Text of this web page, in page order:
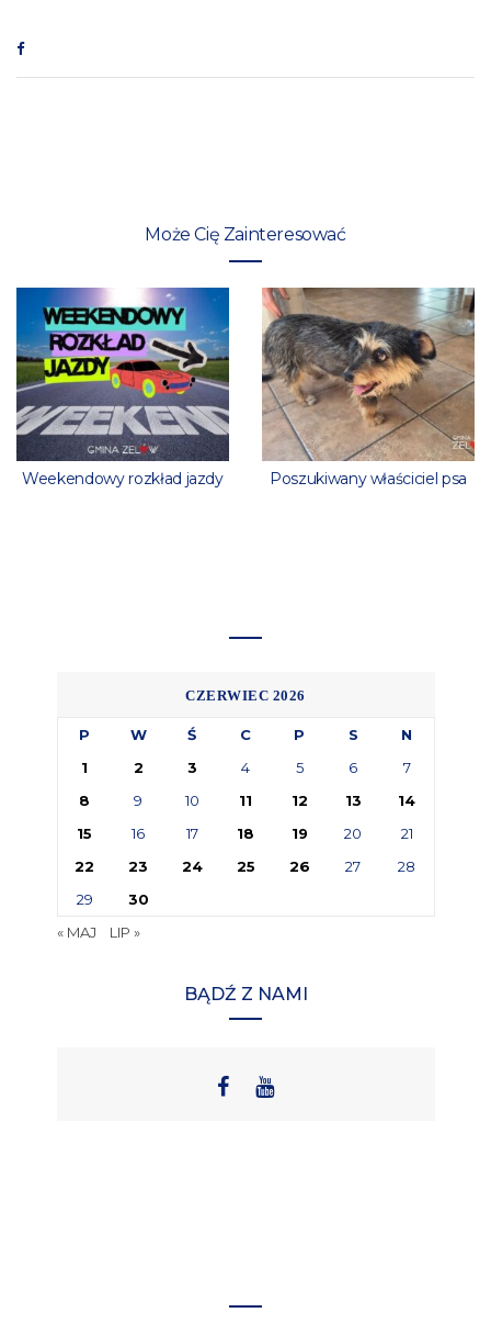
Może Cię Zainteresować
Weekendowy rozkład jazdy Poszukiwany właściciel psa
CZERWIEC 2026
P W Ś C P S
N
1
2 3 4 5 6
7
8
9 10 11 12 13
14
15
16 17 18 19 20
21
22
23 24 25 26 27
28
29
30
« MAJ
LIP »
BĄDŹ Z NAMI